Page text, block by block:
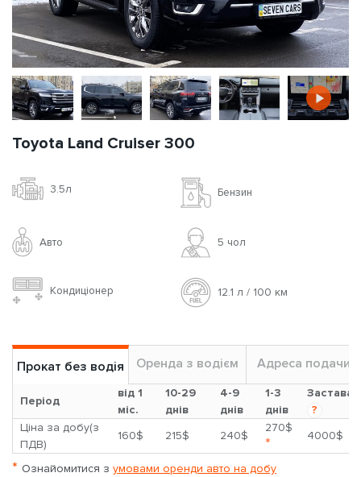
Toyota Land Cruiser 300
3.5л Бензин
Авто 5 чoл
Кондиціонер 12.1 л / 100 км
Прокат без водія Оренда з водієм Адреса подачи
Період
від 1
міс.
10-29
днів
4-9
днів
1-3
днів
Застава
?
Ціна за добу(з
ПДВ)
160$ 215$ 240$
270$
* 4000$
* Ознайомитися з умовами оренди авто на добу